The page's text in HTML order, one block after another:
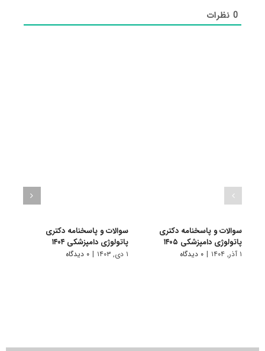
0نظرات
سوالات و پاسخنامه دکتری
پاتولوژی دامپزشکی ۱۴۰۵
۱ آذر, ۱۴۰۴ | ۰ دیدگاه
سوالات و پاسخنامه دکتری
پاتولوژی دامپزشکی ۱۴۰۴
۱ دی, ۱۴۰۳ | ۰ دیدگاه